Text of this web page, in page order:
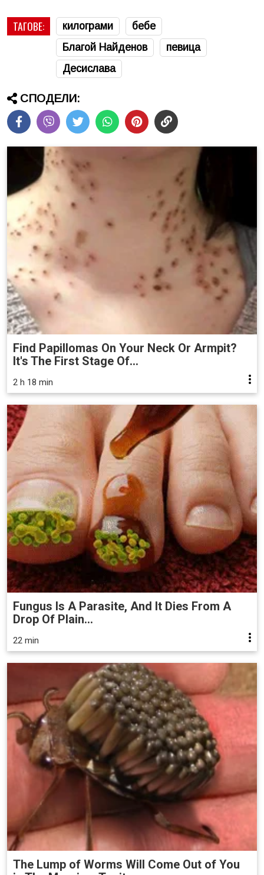
ТАГОВЕ: килограми
бебе
Благой Найденов
певица
Десислава
СПОДЕЛИ:
Find Papillomas On Your Neck Or Armpit?
It's The First Stage Of...
2 h 18 min
Fungus Is A Parasite, And It Dies From A
Drop Of Plain...
22 min
The Lump of Worms Will Come Out of You